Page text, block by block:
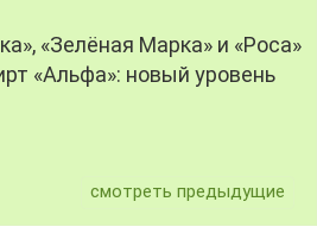
«Зелёная Марка» и «Роса»
«Альфа»: новый уровень
смотреть предыдущие